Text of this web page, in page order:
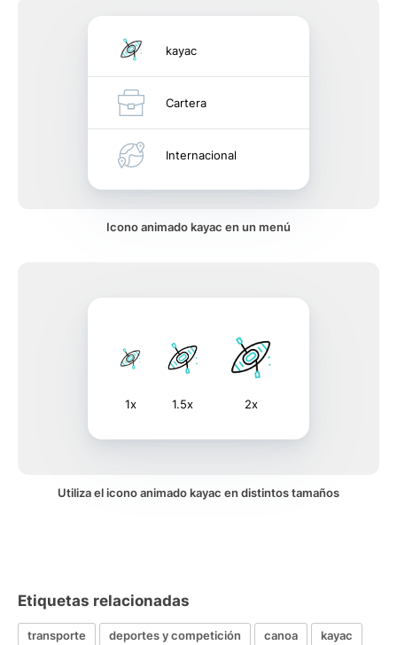
kayac
Cartera
Internacional
Icono animado kayac en un menú
1x 1.5x 2x
Utiliza el icono animado kayac en distintos tamaños
Etiquetas relacionadas
transporte deportes y competición canoa
kayac